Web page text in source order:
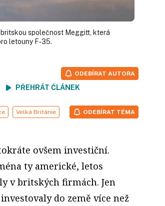
společnost Meggitt, která
letouny F‑35.
PŘEHRÁT ČLÁNEK
ODEBÍRAT AUTORA
Velká Británie ODEBÍRAT TÉMA
ovšem investiční.
ty americké, letos
v britských firmách. Jen
do země více než